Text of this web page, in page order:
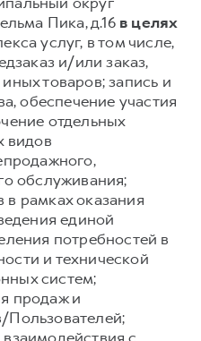
клиентам
клиентов
Пика, д.16 в целях
услуг, в том числе,
и/или заказ,
товаров; запись и
обеспечение участия
отдельных
видов
обслуживания;
рамках оказания
единой
потребностей в
и технической
систем;
продаж и